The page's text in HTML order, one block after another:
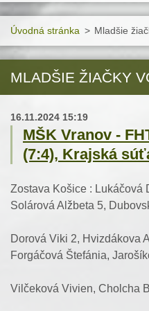
Úvodná stránka > Mladšie
MLADŠIE ŽIAČKY
16.11.2024 15:19
MŠK Vranov -
(7:4), Krajská
Zostava Košice : Lukáčová
Solárová Alžbeta 5,
Dorová Viki 2, Hvizdákova
Forgáčová Štefánia,
Vilčeková Vivien, Cholcha